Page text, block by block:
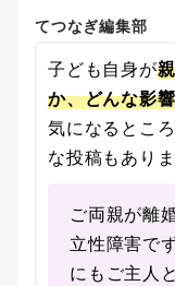
てつなぎ編集部
子ども自身が
か、どんな影
気になるとこ
な投稿もありま
ご両親が離
立性障害で
にもご主人